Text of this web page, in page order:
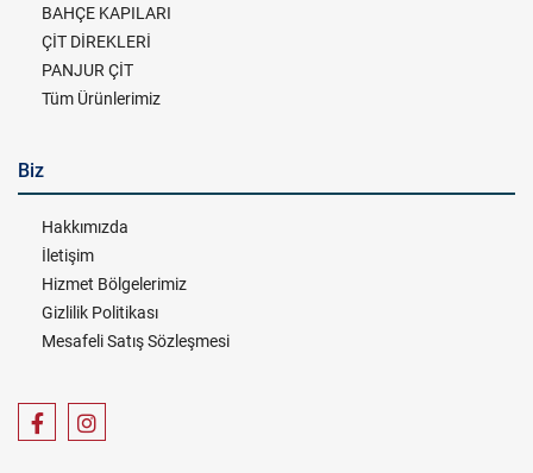
BAHÇE KAPILARI
ÇİT DİREKLERİ
PANJUR ÇİT
Tüm Ürünlerimiz
Biz
Hakkımızda
İletişim
Hizmet Bölgelerimiz
Gizlilik Politikası
Mesafeli Satış Sözleşmesi